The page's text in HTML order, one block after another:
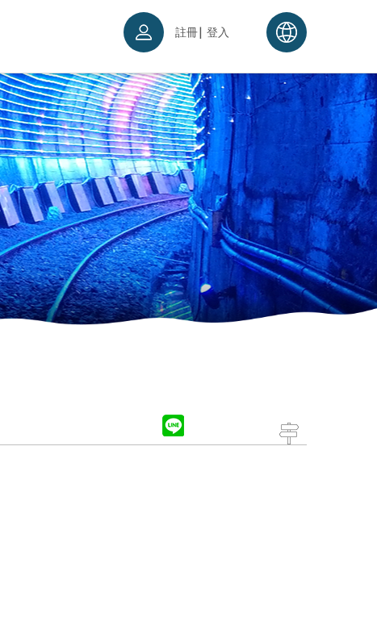
退票須知 入場須知
永續理念
註冊| 登入